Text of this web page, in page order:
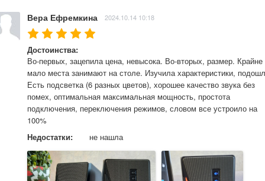
Вера Ефремкина 2024.10.14 10:18
Достоинства:
Во-первых, зацепила цена, невысока. Во-вторых, размер. Крайне
мало места занимают на столе. Изучила характеристики,
Есть подсветка (6 разных цветов), хорошее качество звука без
помех, оптимальная максимальная мощность, простота
подключения, переключения режимов, словом все устроило на
100%
Недостатки:
не нашла